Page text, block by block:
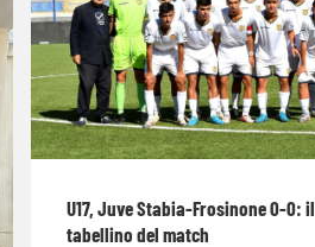
U17, Juve Stabia-Frosinone 0-0: il
tabellino del match